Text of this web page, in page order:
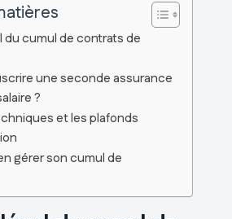
du cumul de contrats de
une seconde assurance
?
et les plafonds
gérer son cumul de